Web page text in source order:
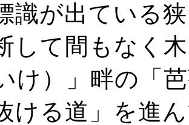
識が出ている
して間もなく
け）」畔の「
ける道」を進